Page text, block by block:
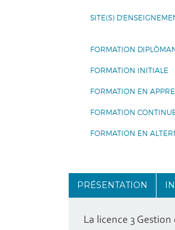
SITE(S)
FORMATION
FORMATION INITIALE
FORMATION EN
FORMATION
FORMATION EN
PRÉSENTATION
La licence 3